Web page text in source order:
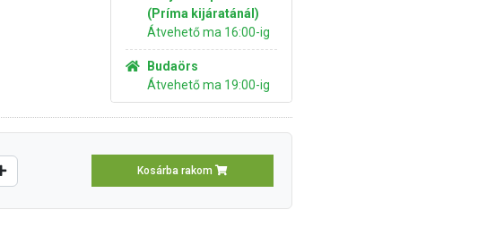
(Príma kijáratánál)
Átvehető ma 16:00-ig
Budaörs
Átvehető ma 19:00-ig
Kosárba rakom